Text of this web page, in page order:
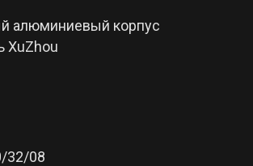
алюминиевый корпус
XuZhou
32/08